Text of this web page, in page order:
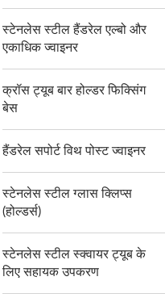
स्टेनलेस स्टील हैंडरेल एल्बो और
एकाधिक ज्वाइनर
क्रॉस ट्यूब बार होल्डर फिक्सिंग
बेस
हैंडरेल सपोर्ट विथ पोस्ट ज्वाइनर
स्टेनलेस स्टील ग्लास क्लिप्स
(होल्डर्स)
स्टेनलेस स्टील स्क्वायर ट्यूब के
लिए सहायक उपकरण